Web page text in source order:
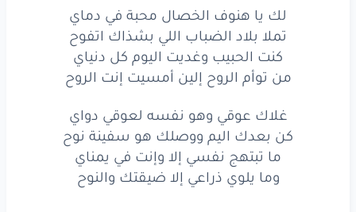
غلاكعوقيوهونفسهلِعوقي
بُعدِكاليَمووصلِكهوسفينة
ما تبتهِجنفسيإلاّوإنتفييمناي
وما يلويذراعي إلاّضيقتكوالنوح
عوقي وهونفسهلِعوقيدواي
بُعدِكاليَمووصلِكهوسفينة
لك يا هنوف الخصال محبة في دماي
تملا بلاد الضباب اللي بشذاك اتفوح
كنت الحبيب وغديت اليوم كل دنياي
من توأم الروح إلين أمسيت إنت الروح
غلاك عوقي وهو نفسه لعوقي دواي
كن بعدك اليم ووصلك هو سفينة نوح
ما تبتهج نفسي إلا وإنت في يمناي
وما يلوي ذراعي إلا ضيقتك والنوح